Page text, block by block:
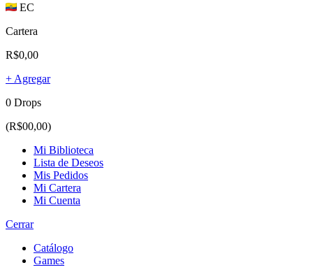
EC
Cartera
R$0,00
+ Agregar
0 Drops
(R$00,00)
Mi Biblioteca
Lista de Deseos
Mis Pedidos
Mi Cartera
Mi Cuenta
Cerrar
Catálogo
Games